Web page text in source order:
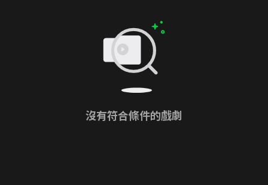
沒有符合條件的戲劇